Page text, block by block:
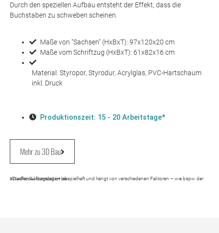
Durch den speziellen Aufbau entsteht der Effekt, dass die
Buchstaben zu schweben scheinen.
Maße von "Sachsen" (HxBxT): 97x120x20 cm
Maße vom Schriftzug (HxBxT): 61x82x16 cm
Material: Styropor, Styrodur, Acrylglas, PVC-Hartschaum
inkl. Druck
Produktionszeit: 15 - 20 Arbeitstage*
Mehr zu 3D Bau
* Die Produktionszeit ist beispielhaft und hängt von verschiedenen Faktoren – wie bspw. der aktuellen Auftragslage – ab.